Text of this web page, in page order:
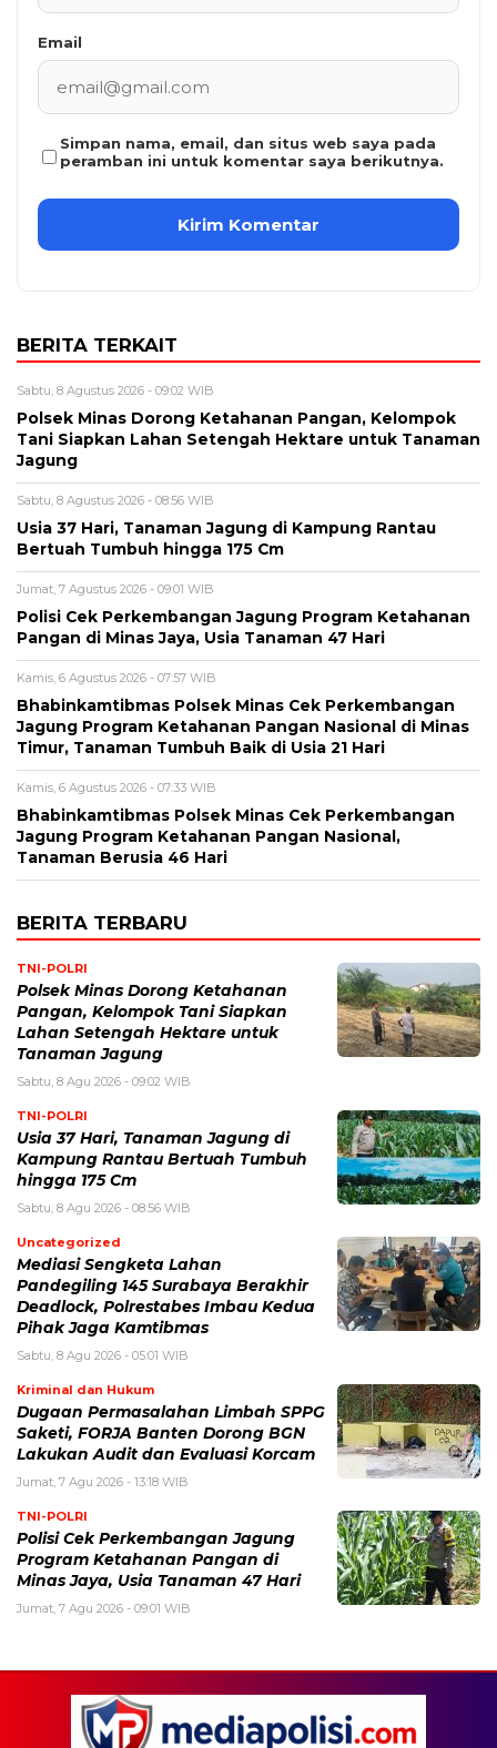
Email
Simpan nama, email, dan situs web saya pada
peramban ini untuk komentar saya berikutnya.
BERITA TERKAIT
Sabtu, 8 Agustus 2026 - 09:02 WIB
Polsek Minas Dorong Ketahanan Pangan, Kelompok
Tani Siapkan Lahan Setengah Hektare untuk Tanaman
Jagung
Sabtu, 8 Agustus 2026 - 08:56 WIB
Usia 37 Hari, Tanaman Jagung di Kampung Rantau
Bertuah Tumbuh hingga 175 Cm
Jumat, 7 Agustus 2026 - 09:01 WIB
Polisi Cek Perkembangan Jagung Program Ketahanan
Pangan di Minas Jaya, Usia Tanaman 47 Hari
Kamis, 6 Agustus 2026 - 07:57 WIB
Bhabinkamtibmas Polsek Minas Cek Perkembangan
Jagung Program Ketahanan Pangan Nasional di Minas
Timur, Tanaman Tumbuh Baik di Usia 21 Hari
Kamis, 6 Agustus 2026 - 07:33 WIB
Bhabinkamtibmas Polsek Minas Cek Perkembangan
Jagung Program Ketahanan Pangan Nasional,
Tanaman Berusia 46 Hari
BERITA TERBARU
TNI-POLRI
Polsek Minas Dorong Ketahanan
Pangan, Kelompok Tani Siapkan
Lahan Setengah Hektare untuk
Tanaman Jagung
Sabtu, 8 Agu 2026 - 09:02 WIB
TNI-POLRI
Usia 37 Hari, Tanaman Jagung di
Kampung Rantau Bertuah Tumbuh
hingga 175 Cm
Sabtu, 8 Agu 2026 - 08:56 WIB
Uncategorized
Mediasi Sengketa Lahan
Pandegiling 145 Surabaya Berakhir
Deadlock, Polrestabes Imbau Kedua
Pihak Jaga Kamtibmas
Sabtu, 8 Agu 2026 - 05:01 WIB
Kriminal dan Hukum
Dugaan Permasalahan Limbah SPPG
Saketi, FORJA Banten Dorong BGN
Lakukan Audit dan Evaluasi Korcam
Jumat, 7 Agu 2026 - 13:18 WIB
TNI-POLRI
Polisi Cek Perkembangan Jagung
Program Ketahanan Pangan di
Minas Jaya, Usia Tanaman 47 Hari
Jumat, 7 Agu 2026 - 09:01 WIB